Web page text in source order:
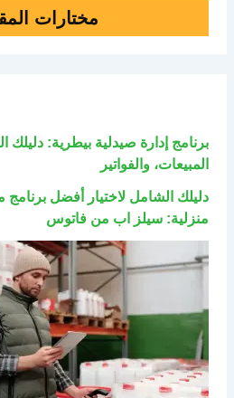
مختارات
برنامج إدارة صيدلية بيطرية: دليلك
المبيعات، والفواتير
دليلك الشامل لاختيار أفضل
منزلية: سيلز اب من فاتوس